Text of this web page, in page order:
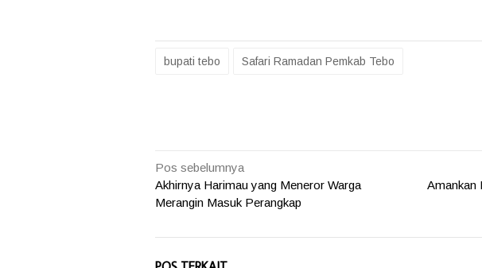
bupati tebo Safari Ramadan Pemkab Tebo
Navigasi
pos
Pos sebelumnya
Akhirnya Harimau yang Meneror Warga
Merangin Masuk Perangkap
Amankan